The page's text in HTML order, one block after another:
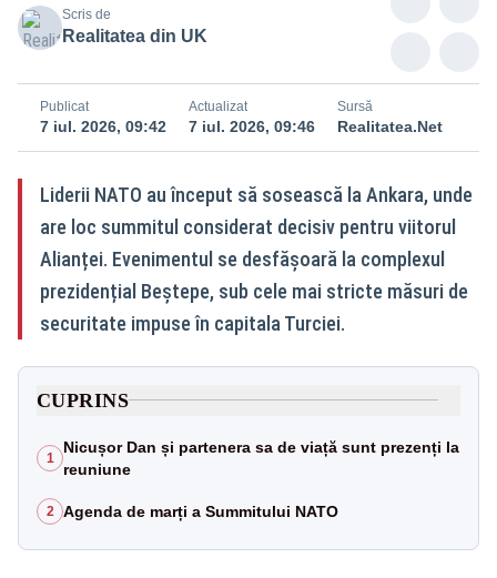
Scris de
Realitatea din UK
Publicat
7 iul. 2026, 09:42
Actualizat
7 iul. 2026, 09:46
Sursă
Realitatea.Net
Liderii NATO au început să sosească la Ankara, unde
are loc summitul considerat decisiv pentru viitorul
Alianței. Evenimentul se desfășoară la complexul
prezidențial Beştepe, sub cele mai stricte măsuri de
securitate impuse în capitala Turciei.
CUPRINS
1
Nicușor Dan și partenera sa de viață sunt prezenți la
reuniune
2 Agenda de marți a Summitului NATO